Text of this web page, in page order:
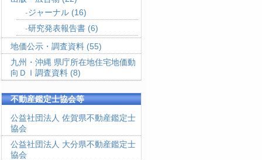
ジャーナル (16)
研究発表報告書 (6)
地価公示・調査資料 (55)
九州・沖縄 県庁所在地住宅地価動
向ＤＩ調査資料 (8)
不動産鑑定士協会等
公益社団法人 佐賀県不動産鑑定士
協会
公益社団法人 大分県不動産鑑定士
協会